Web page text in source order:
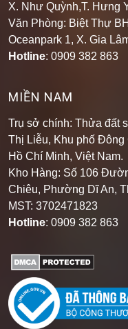
X. Như Quỳnh,T. Hưng
Văn Phòng: Biệt Thự
Oceanpark 1, X. Gia
Hotline: 0909 382 863
MIỀN NAM
Trụ sở chính: Thửa đất
Thị Liễu, Khu phố
Hồ Chí Minh, Việt Nam.
Kho Hàng: Số 106
Chiêu, Phường Dĩ An,
MST: 3702471823
Hotline: 0909 382 863